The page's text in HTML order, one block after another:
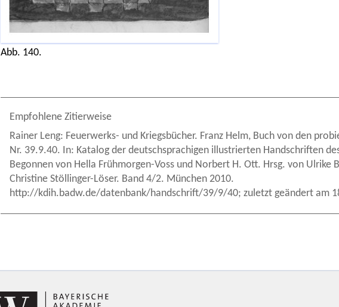
Abb. 140.
Empfohlene Zitierweise
Rainer Leng: Feuerwerks- und Kriegsbücher. Franz Helm, Buch von den
Nr. 39.9.40. In: Katalog der deutschsprachigen illustrierten Handschriften
Begonnen von Hella Frühmorgen-Voss und Norbert H. Ott. Hrsg. von Ulrike
Christine Stöllinger-Löser. Band 4/2. München 2010.
http://kdih.badw.de/datenbank/handschrift/39/9/40; zuletzt geändert am